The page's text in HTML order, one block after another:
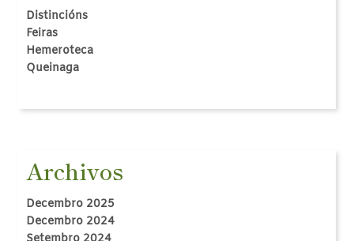
Distincións
Feiras
Hemeroteca
Queinaga
Archivos
Decembro 2025
Decembro 2024